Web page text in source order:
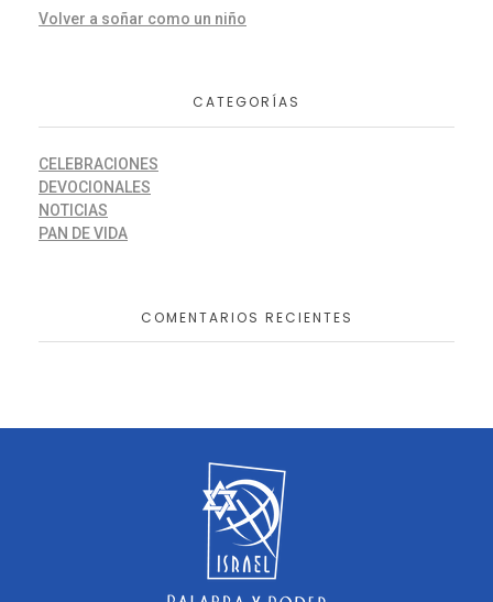
Volver a soñar como un niño
CATEGORÍAS
CELEBRACIONES
DEVOCIONALES
NOTICIAS
PAN DE VIDA
COMENTARIOS RECIENTES